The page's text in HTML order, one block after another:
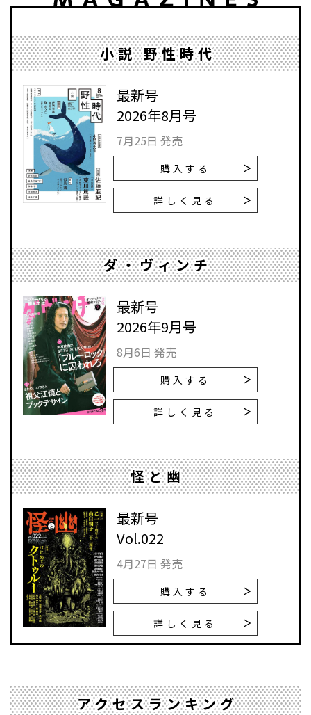
小説 野性時代
最新号
2026年8月号
7月25日 発売
購入する
詳しく見る
ダ・ヴィンチ
最新号
2026年9月号
8月6日 発売
購入する
詳しく見る
怪と幽
最新号
Vol.022
4月27日 発売
購入する
詳しく見る
アクセスランキング